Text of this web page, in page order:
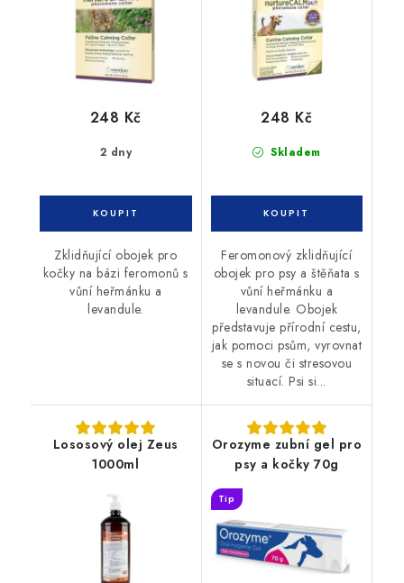
2 dny
248 Kč
Zklidňující obojek pro
kočky na bázi feromonů s
vůní heřmánku a
levandule.
Skladem
248 Kč
Feromonový zklidňující
obojek pro psy a štěňata s
vůní heřmánku a
levandule. Obojek
představuje přírodní cestu,
jak pomoci psům, vyrovnat
se s novou či stresovou
situací. Psi si...
Lososový olej Zeus
1000ml
Orozyme zubní gel pro
psy a kočky 70g
Tip